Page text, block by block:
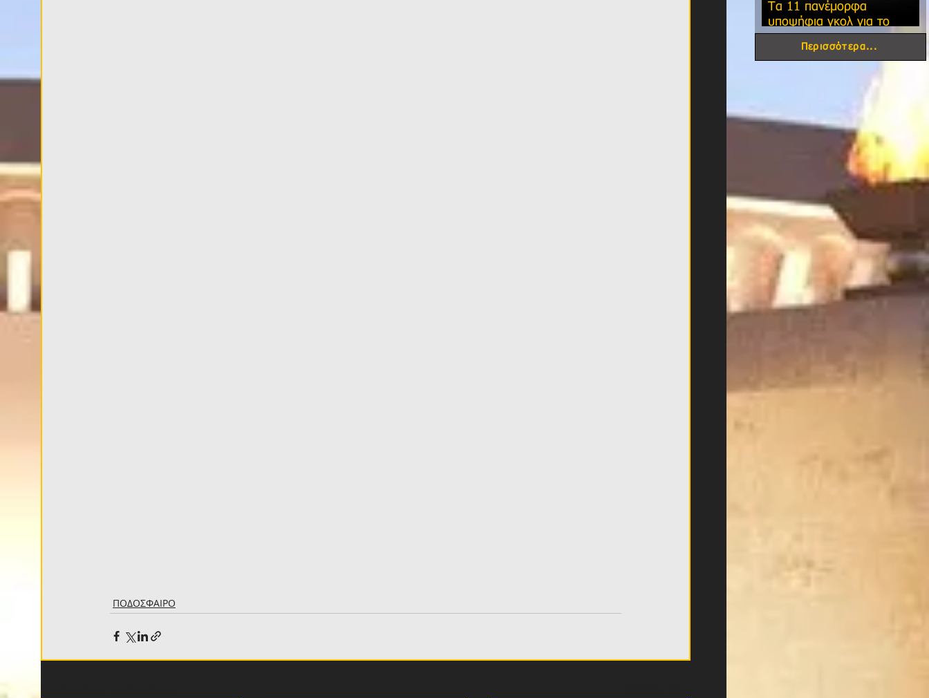
ΠΟΔΟΣΦΑΙΡΟ
Τα 11 πανέμορφα
υποψήφια γκολ για το
φετινό FIFA Puskas Award!
Περισσότερα...